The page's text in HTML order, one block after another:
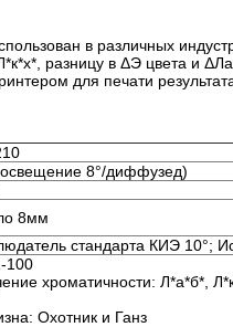
в различных
разницу в ΔЭ цвета и
для печати
8°/диффузед)
8мм
стандарта КИЭ 10°;
100
хроматичности: Л*а*б*,
Охотник и Ганз